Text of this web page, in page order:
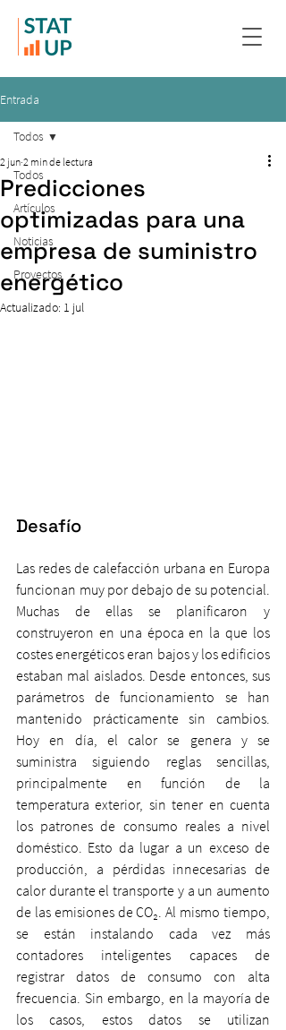
Entrada
Todos
Artículos
Noticias
Proyectos
Todos
Predicciones
optimizadas para una
empresa de suministro
energético
2 jun 2 min de lectura
Actualizado: 1 jul
Desafío
Las redes de calefacción urbana en Europa
funcionan muy por debajo de su potencial.
Muchas de ellas se planificaron y
construyeron en una época en la que los
costes energéticos eran bajos y los edificios
estaban mal aislados. Desde entonces, sus
parámetros de funcionamiento se han
mantenido prácticamente sin cambios.
Hoy en día, el calor se genera y se
suministra siguiendo reglas sencillas,
principalmente en función de la
temperatura exterior, sin tener en cuenta
los patrones de consumo reales a nivel
doméstico. Esto da lugar a un exceso de
producción, a pérdidas innecesarias de
calor durante el transporte y a un aumento
de las emisiones de CO₂. Al mismo tiempo,
se están instalando cada vez más
contadores inteligentes capaces de
registrar datos de consumo con alta
frecuencia. Sin embargo, en la mayoría de
los casos, estos datos se utilizan